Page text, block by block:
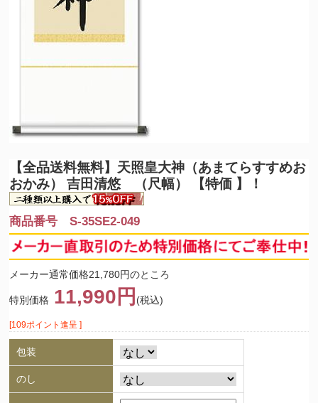
【全品送料無料】 天照皇大神（あまてらすすめお
おかみ） 吉田清悠 （尺幅） 【特価 】！
商品番号 S-35SE2-049
メーカー通常価格21,780円のところ
特別価格 11,990円 (税込)
[109ポイント進呈 ]
包装
のし